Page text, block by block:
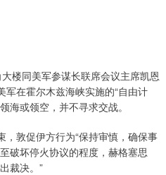
楼同美军参谋长联席会议主席凯恩
在霍尔木兹海峡实施的“自由计
海或领空，并不寻求交战。
敦促伊方行为“保持审慎，确保事
破坏停火协议的程度，赫格塞思
裁决。”